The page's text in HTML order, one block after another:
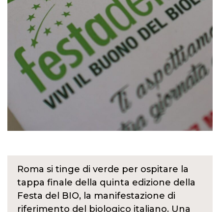
Roma si tinge di verde per ospitare la
tappa finale della quinta edizione della
Festa del BIO, la manifestazione di
riferimento del biologico italiano. Una